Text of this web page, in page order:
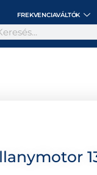
FREKVENCIAVÁLTÓK